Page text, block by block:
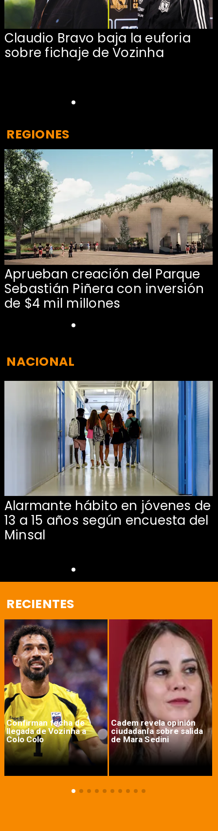
Claudio Bravo baja la euforia
sobre fichaje de Vozinha
Aprueban creación del Parque
Sebastián Piñera con inversión
de $4 mil millones
REGIONES
Alarmante hábito en jóvenes de
13 a 15 años según encuesta del
Minsal
NACIONAL
RECIENTES
Confirman fecha de
llegada de Vozinha a
Colo Colo
Cadem revela opinión
ciudadanía sobre salida
de Mara Sedini